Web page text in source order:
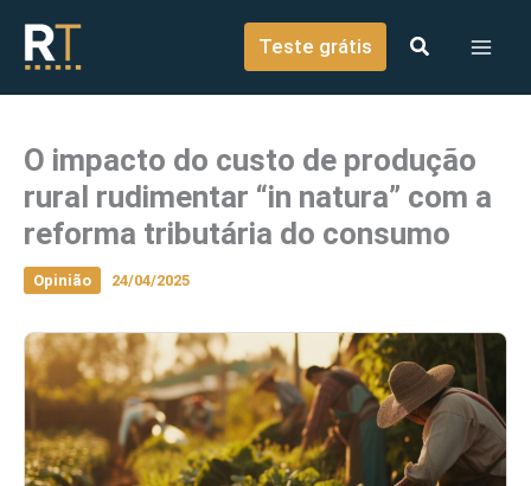
conteúdo
Teste grátis
O impacto do custo de produção
rural rudimentar “in natura” com a
reforma tributária do consumo
Opinião 24/04/2025